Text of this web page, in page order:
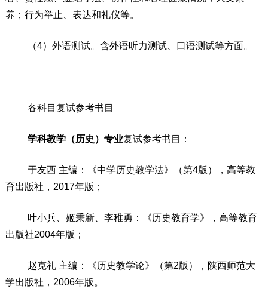
养； 行为举止、表达和礼仪等。
（4） 外语测试。含外语听力测试、口语测试等方面。
各科目复试参考书目
学科教学（历史）专业复试参考书目：
于友西 主编 ： 《中学历史教学法》（第4版），高等教
育出版社， 2017年版；
叶小兵、姬秉新、李稚勇 ：
《历史教育学》，高等教育
出版社2004年版；
赵克礼 主编 ： 《历史教学论》（第2版），陕西师范大
学出版社， 2006年版。